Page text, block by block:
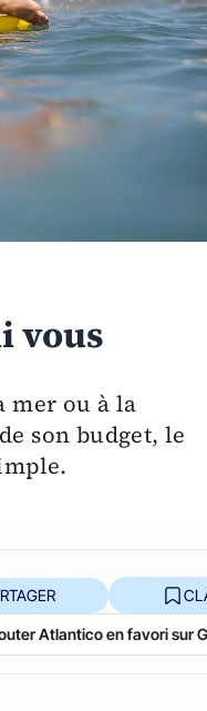
vous
mer ou à la
son budget, le
Atlantico en favori sur